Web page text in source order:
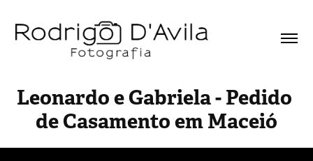
Leonardo e Gabriela - Pedido
de Casamento em Maceió